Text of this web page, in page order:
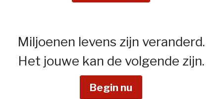
Miljoenen levens zijn veranderd.
Het jouwe kan de volgende zijn.
Begin nu